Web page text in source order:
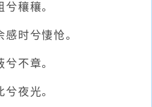
穰穰。
时兮悽怆。
不章。
夜光。